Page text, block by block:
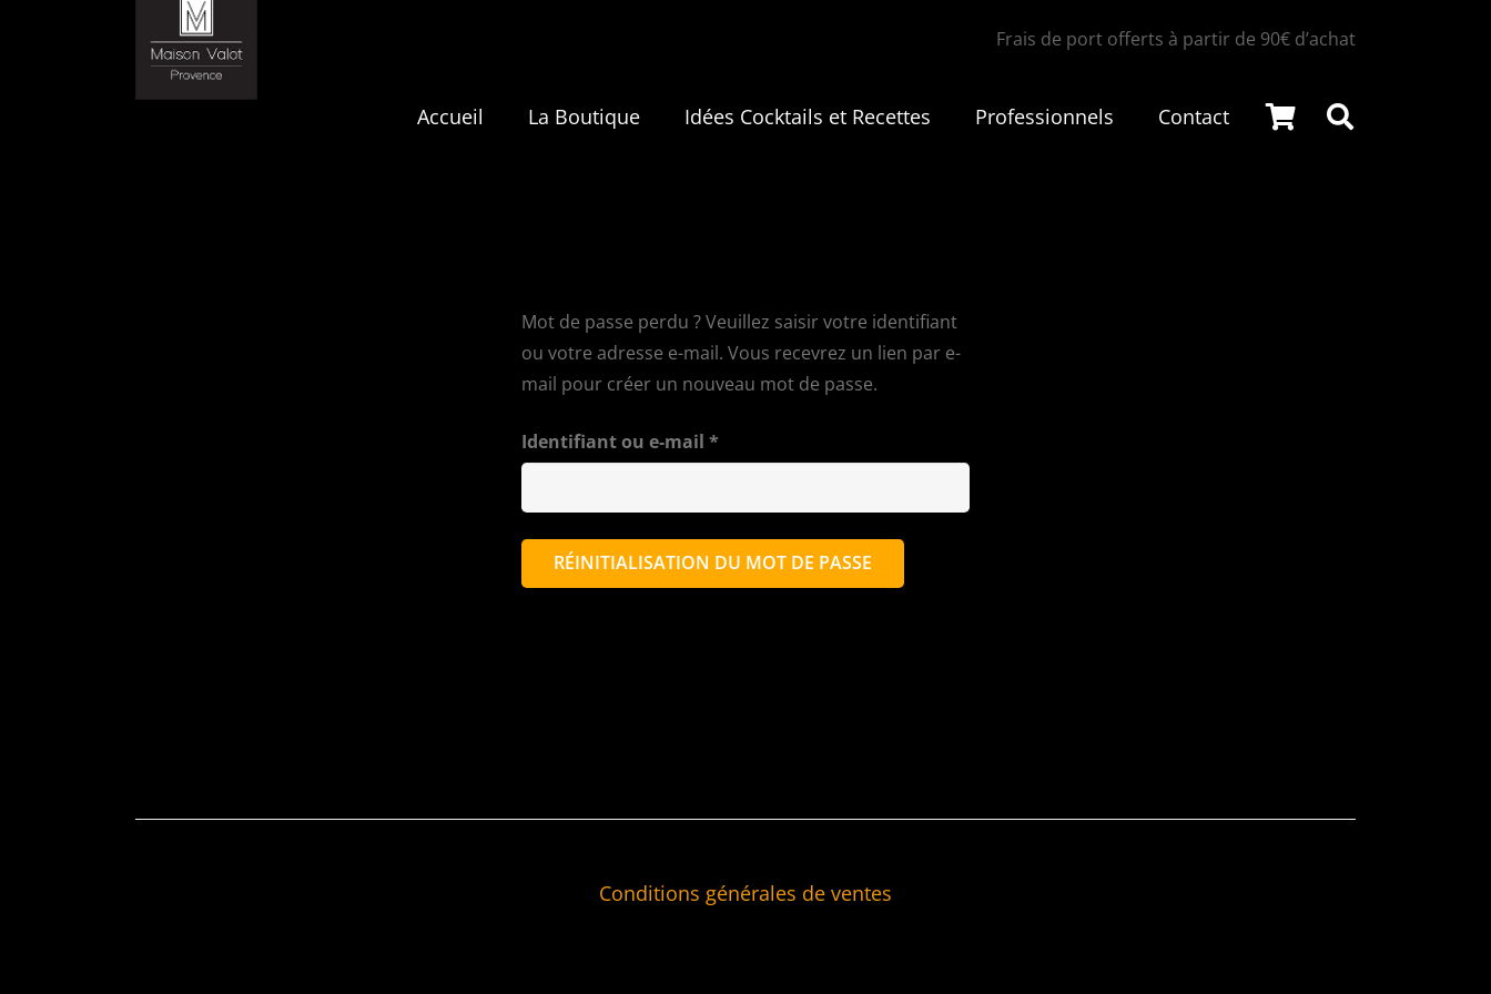
Frais de port offerts à partir de 90€ d’achat
Accueil La Boutique Idées Cocktails et Recettes Professionnels Contact
Mot de passe perdu ? Veuillez saisir votre identifiant
ou votre adresse e-mail. Vous recevrez un lien par e-
mail pour créer un nouveau mot de passe.
Identifiant ou e-mail *
RÉINITIALISATION DU MOT DE PASSE
Conditions générales de ventes